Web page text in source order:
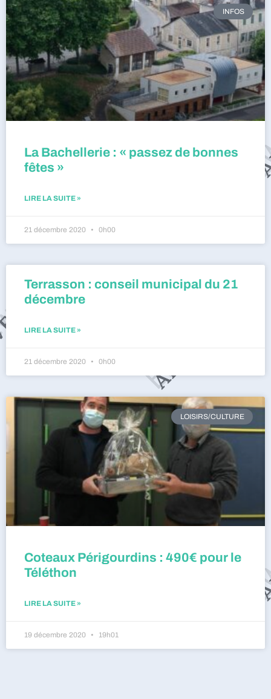
INFOS
La Bachellerie : « passez de bonnes
fêtes »
LIRE LA SUITE »
21 décembre 2020 0h00
Terrasson : conseil municipal du 21
décembre
LIRE LA SUITE »
21 décembre 2020 0h00
LOISIRS/CULTURE
Coteaux Périgourdins : 490€ pour le
Téléthon
LIRE LA SUITE »
19 décembre 2020 19h01